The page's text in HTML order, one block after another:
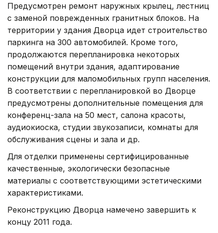
Предусмотрен ремонт наружных крылец, лестниц
с заменой поврежденных гранитных блоков. На
территории у здания Дворца идет строительство
паркинга на 300 автомобилей. Кроме того,
продолжаются перепланировка некоторых
помещений внутри здания, адаптирование
конструкции для маломобильных групп населения.
В соответствии с перепланировкой во Дворце
предусмотрены дополнительные помещения для
конференц-зала на 50 мест, салона красоты,
аудиокиоска, студии звукозаписи, комнаты для
обслуживания сцены и зала и др.
Для отделки применены сертифицированные
качественные, экологически безопасные
материалы с соответствующими эстетическими
характеристиками.
Реконструкцию Дворца намечено завершить к
концу 2011 года.